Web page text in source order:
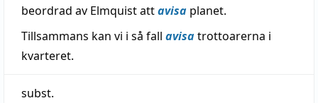
beordrad av Elmquist attavisa planet.
Tillsammans kan vi i så fall avisatrottoarerna i
kvarteret.
subst.